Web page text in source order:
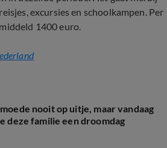
excursies en schoolkampen. Per
1400 euro.
nooit op uitje, maar vandaag
deze familie een droomdag